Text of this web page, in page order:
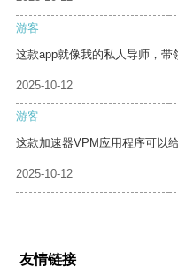
游客
这款app就像我的私人导师，带
2025-10-12
游客
这款加速器VPM应用程序可以
2025-10-12
友情链接